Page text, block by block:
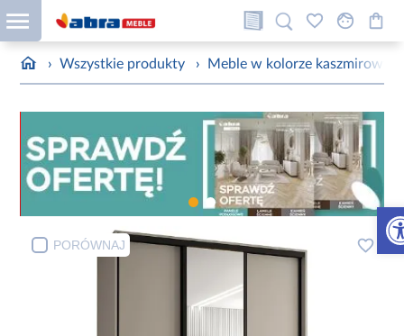
› Wszystkie produkty › Meble w kolorze kaszmirowym
PORÓWNAJ